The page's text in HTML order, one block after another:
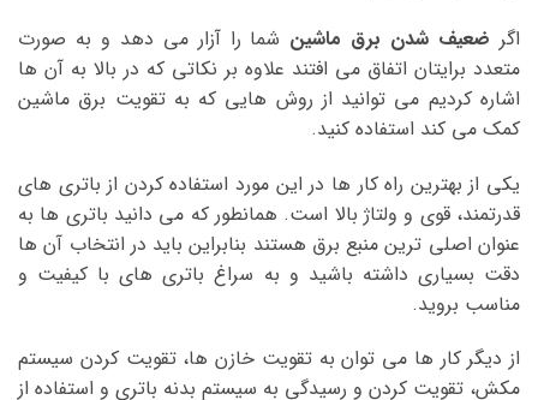
اگر ضعیف شدن برق ماشین شما را آزار می دهد و به صورت
متعدد برایتان اتفاق می افتند علاوه بر نکاتی که در بالا به آن ها
اشاره کردیم می توانید از روش هایی که به تقویت برق ماشین
کمک می کند استفاده کنید.
یکی از بهترین راه کار ها در این مورد استفاده کردن از باتری های
قدرتمند، قوی و ولتاژ بالا است. همانطور که می دانید باتری ها به
عنوان اصلی ترین منبع برق هستند بنابراین باید در انتخاب آن ها
دقت بسیاری داشته باشید و به سراغ باتری های با کیفیت و
مناسب بروید.
از دیگر کار ها می توان به تقویت خازن ها، تقویت کردن سیستم
مکش، تقویت کردن و رسیدگی به سیستم بدنه باتری و استفاده از